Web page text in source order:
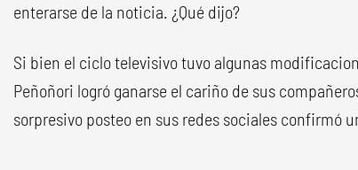
enterarse de la noticia. ¿Qué dijo?
Si bien el ciclo televisivo tuvo algunas
Peñoñori logró ganarse el cariño de sus
sorpresivo posteo en sus redes sociales confirmó